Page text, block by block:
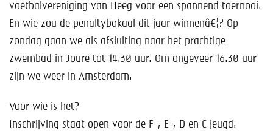
voetbalvereniging van Heeg voor een spannend toernooi.
En wie zou de penaltybokaal dit jaar winnenâ€¦? Op
zondag gaan we als afsluiting naar het prachtige
zwembad in Joure tot 14.30 uur. Om ongeveer 16.30 uur
zijn we weer in Amsterdam.
Voor wie is het?
Inschrijving staat open voor de F-, E-, D en C jeugd.